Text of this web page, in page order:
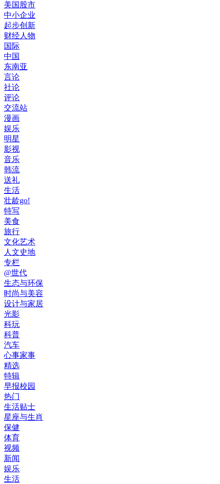
美国股市
中小企业
起步创新
财经人物
国际
中国
东南亚
言论
社论
评论
交流站
漫画
娱乐
明星
影视
音乐
韩流
送礼
生活
壮龄go!
特写
美食
旅行
文化艺术
人文史地
专栏
@世代
生态与环保
时尚与美容
设计与家居
光影
科玩
科普
汽车
心事家事
精选
特辑
早报校园
热门
生活贴士
星座与生肖
保健
体育
视频
新闻
娱乐
生活